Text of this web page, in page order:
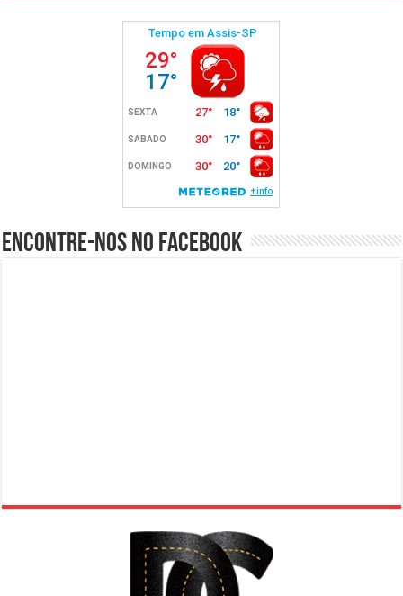
Encontre-nos no Facebook